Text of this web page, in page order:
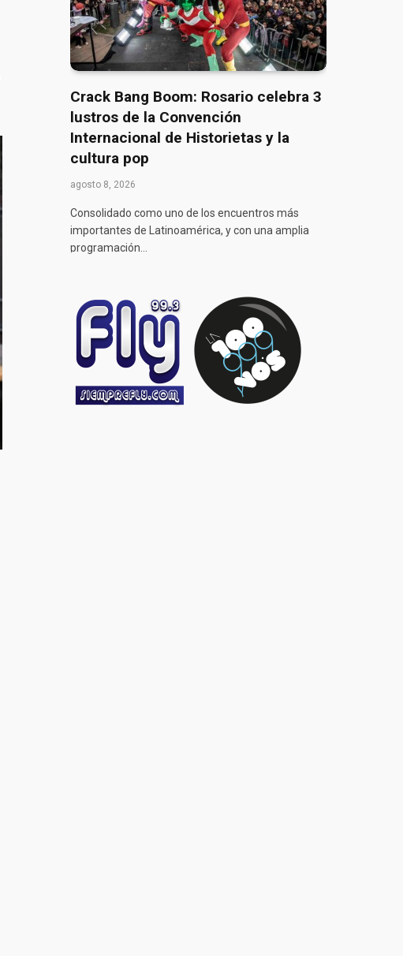
Crack Bang Boom: Rosario celebra 3
lustros de la Convención
Internacional de Historietas y la
cultura pop
agosto 8, 2026
Consolidado como uno de los encuentros más
importantes de Latinoamérica, y con una amplia
programación…